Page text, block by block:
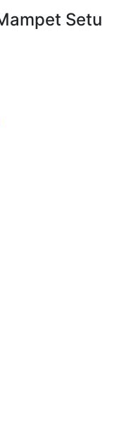
Setu